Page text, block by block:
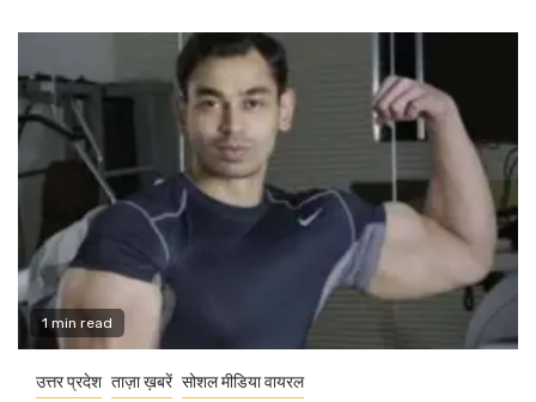
1 min read
उत्तर प्रदेश ताज़ा ख़बरें सोशल मीडिया वायरल